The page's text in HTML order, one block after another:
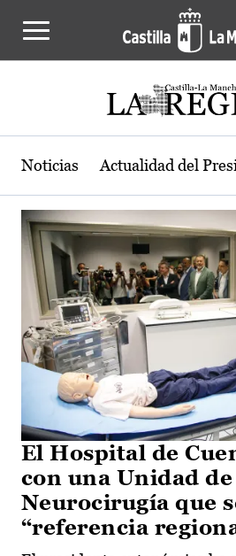
Actualidad de la
Noticias Actualidad del
El Hospital de
con una Unidad de
Neurocirugía que
“referencia